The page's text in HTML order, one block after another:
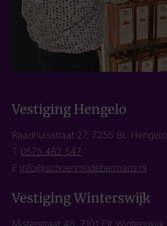
Vestiging Hengelo
Raadhuisstraat 27, 7255 BL Hengelo
T 0575 462 547
E info@schoenmodehermans.nl
Vestiging Winterswijk
Misterstraat 48, 7101 EX Winterswijk